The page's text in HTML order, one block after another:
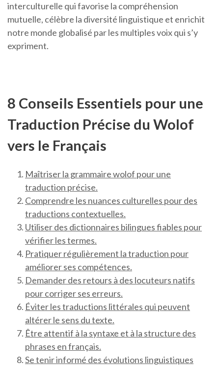
interculturelle qui favorise la compréhension
mutuelle, célèbre la diversité linguistique et enrichit
notre monde globalisé par les multiples voix qui s’y
expriment.
8 Conseils Essentiels pour une
Traduction Précise du Wolof
vers le Français
Maîtriser la grammaire wolof pour une
traduction précise.
Comprendre les nuances culturelles pour des
traductions contextuelles.
Utiliser des dictionnaires bilingues fiables pour
vérifier les termes.
Pratiquer régulièrement la traduction pour
améliorer ses compétences.
Demander des retours à des locuteurs natifs
pour corriger ses erreurs.
Éviter les traductions littérales qui peuvent
altérer le sens du texte.
Être attentif à la syntaxe et à la structure des
phrases en français.
Se tenir informé des évolutions linguistiques